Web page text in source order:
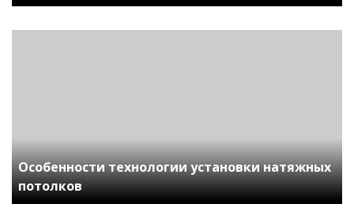
Особенности технологии установки натяжных
потолков